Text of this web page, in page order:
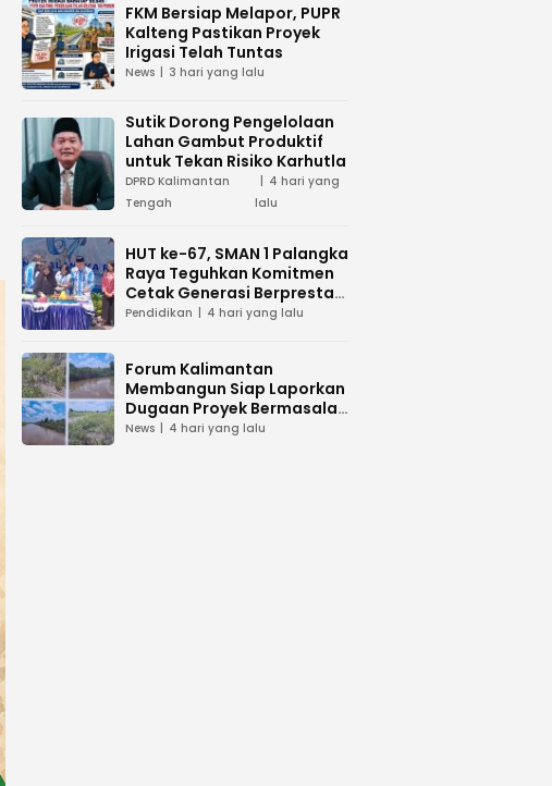
FKM Bersiap Melapor, PUPR
Kalteng Pastikan Proyek
Irigasi Telah Tuntas
News 3 hari yang lalu
Sutik Dorong Pengelolaan
Lahan Gambut Produktif
untuk Tekan Risiko Karhutla
DPRD Kalimantan
Tengah
4 hari yang
lalu
HUT ke-67, SMAN 1 Palangka
Raya Teguhkan Komitmen
Cetak Generasi Berprestasi
dan Peduli Lingkunga
Pendidikan 4 hari yang lalu
Forum Kalimantan
Membangun Siap Laporkan
Dugaan Proyek Bermasalah
PUPR Kalteng
News 4 hari yang lalu